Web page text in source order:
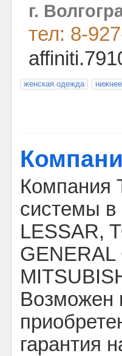
г.
тел: 8-
женская одежда
Компания
системы в
LESSAR,
GENERAL
Возможен
гарантия